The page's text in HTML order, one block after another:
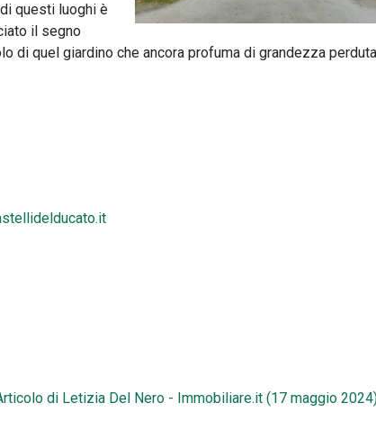
questi luoghi è
il segno
di quel giardino che ancora profuma di grandezza
di Letizia Del Nero - Immobiliare.it (17 maggio